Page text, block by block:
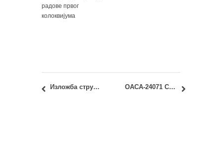
радове првог
колоквијума
Изложба стручно-уметничких остварења: др Александар Виденовић ОАСА-24071 Студио 02А – Одрживе урбане заједнице: термин уводног предавања